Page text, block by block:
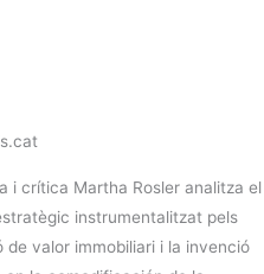
i crítica Martha Rosler analitza el
instrumentalitzat pels
valor immobiliari i la invenció